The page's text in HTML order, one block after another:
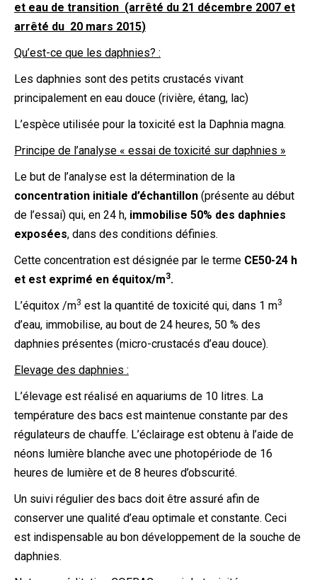
et eau de transition (arrêté du 21 décembre 2007 et
arrêté du 20 mars 2015)
Qu’est-ce que les daphnies? :
Les daphnies sont des petits crustacés vivant
principalement en eau douce (rivière, étang, lac)
L’espèce utilisée pour la toxicité est la Daphnia magna.
Principe de l’analyse « essai de toxicité sur daphnies »
Le but de l’analyse est la détermination de la
concentration initiale d’échantillon (présente au début
de l’essai) qui, en 24 h, immobilise 50% des daphnies
exposées, dans des conditions définies.
Cette concentration est désignée par le terme CE50-24 h
et est exprimé en équitox/m3.
L’équitox /m3 est la quantité de toxicité qui, dans 1 m3
d’eau, immobilise, au bout de 24 heures, 50 % des
daphnies présentes (micro-crustacés d’eau douce).
Elevage des daphnies :
L’élevage est réalisé en aquariums de 10 litres. La
température des bacs est maintenue constante par des
régulateurs de chauffe. L’éclairage est obtenu à l’aide de
néons lumière blanche avec une photopériode de 16
heures de lumière et de 8 heures d’obscurité.
Un suivi régulier des bacs doit être assuré afin de
conserver une qualité d’eau optimale et constante. Ceci
est indispensable au bon développement de la souche de
daphnies.